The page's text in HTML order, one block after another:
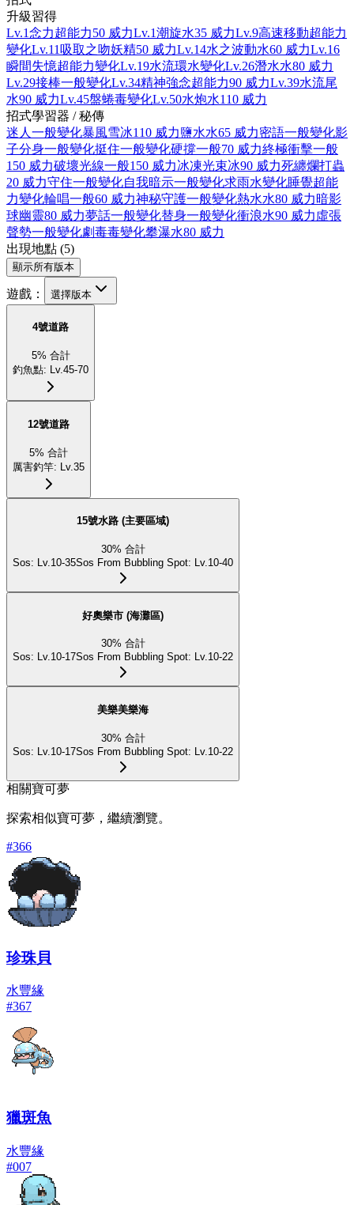
升級習得
Lv.1念力超能力50 威力Lv.1潮旋水35 威力Lv.9高速移動超能力
變化Lv.11 吸取之吻妖精50 威力Lv.14水之波動水60 威力Lv.16
瞬間失憶超能力變化Lv.19水流環水變化Lv.26潛水水80 威力
Lv.29接棒一般變化Lv.34精神強念超能力90 威力Lv.39水流尾
水90 威力Lv.45盤蜷毒變化Lv.50水炮水110 威力
招式學習器 / 秘傳
迷人 一般變化暴風雪冰110 威力鹽水水65 威力密語一般變化影
子分身一般變化挺住一般變化硬撐一般70 威力終極衝擊一般
150 威力破壞光線一般150 威力冰凍光束冰90 威力死纏爛打蟲
20 威力守住一般變化自我暗示一般變化求雨水變化睡覺超能
力變化輪唱一般60 威力神秘守護一般變化熱水水80 威力暗影
球幽靈80 威力夢話一般變化替身一般變化衝浪水90 威力虛張
聲勢一般變化劇毒毒變化攀瀑水80 威力
出現地點 (5)
顯示所有版本
遊戲： 選擇版本
4號道路
5% 合計
釣魚點: Lv.45-70
12號道路
5% 合計
厲害釣竿: Lv.35
15號水路 (主要區域)
30% 合計
Sos: Lv.10-35Sos From Bubbling Spot: Lv.10-40
好奧樂市 (海灘區)
30% 合計
Sos: Lv.10-17Sos From Bubbling Spot: Lv.10-22
美樂美樂海
30% 合計
Sos: Lv.10-17Sos From Bubbling Spot: Lv.10-22
相關寶可夢
探索相似寶可夢，繼續瀏覽。
#366
珍珠貝
水豐緣
#367
獵斑魚
水豐緣
#007